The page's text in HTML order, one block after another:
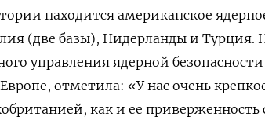
находится американское
(две базы), Нидерланды и Турция.
управления ядерной
отметила: «У нас очень
как и ее приверженность